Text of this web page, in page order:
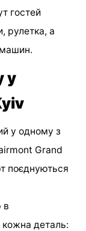
гостей
рулетка, а
у
у одному з
Grand
поєднуються
в
деталь: